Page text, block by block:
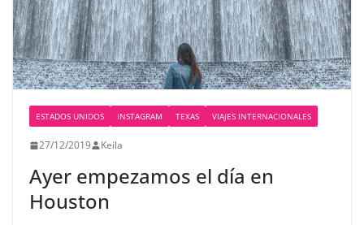
ESTADOS UNIDOS INSTAGRAM TEXAS VIAJES INTERNACIONALES
27/12/2019 Keila
Ayer empezamos el día en
Houston